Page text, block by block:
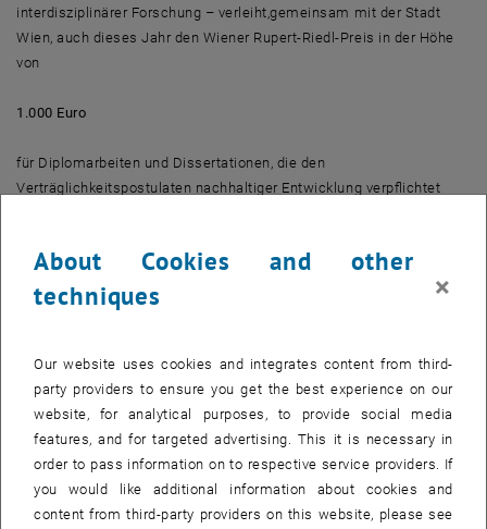
interdisziplinärer Forschung – verleiht,gemeinsam mit der Stadt
Wien, auch dieses Jahr den Wiener Rupert-Riedl-Preis in der Höhe
von
1.000 Euro
für Diplomarbeiten und Dissertationen, die den
Verträglichkeitspostulaten nachhaltiger Entwicklung verpflichtet
Gefördert werden abgeschlossene, interdisziplinäre und praxis-
bezogene Arbeiten aus Naturwissenschaften, Wirtschaft, Technik,
Sozial- und Geisteswissenschaften.
Der Preis ist von Sponsoren gestiftet.
Kriterien der Preiswürdigkeit:
Verankerung in der Evolutionstheorie
Verknüpfung mit Fragen nach Ursachen und Regulierung des
About Cookies and other
techniques
×
Our website uses cookies and integrates content from third-
party providers to ensure you get the best experience on our
website, for analytical purposes, to provide social media
features, and for targeted advertising. This it is necessary in
order to pass information on to respective service providers. If
you would like additional information about cookies and
content from third-party providers on this website, please see